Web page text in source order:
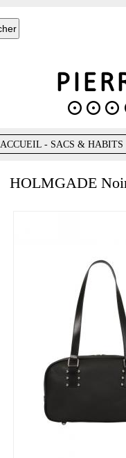
ACCUEIL - SACS & HABITS
HOLMGADE